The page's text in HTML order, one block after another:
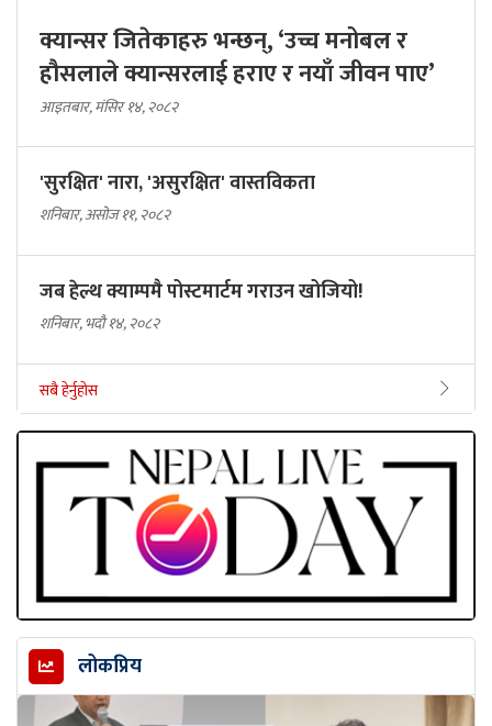
क्यान्सर जितेकाहरु भन्छन्, ‘उच्च मनोबल र
हौसलाले क्यान्सरलाई हराए र नयाँ जीवन पाए’
आइतबार, मंसिर १४, २०८२
'सुरक्षित' नारा, 'असुरक्षित' वास्तविकता
शनिबार, असोज ११, २०८२
जब हेल्थ क्याम्पमै पोस्टमार्टम गराउन खोजियो!
शनिबार, भदौ १४, २०८२
सबै हेर्नुहोस
लोकप्रिय